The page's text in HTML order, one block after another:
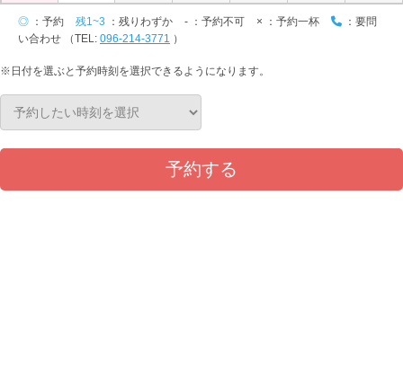
◎ ：予約 残1~3 ：残りわずか - ：予約不可 × ：予約一杯
：要問
い合わせ （TEL: 096-214-3771 ）
※日付を選ぶと予約時刻を選択できるようになります。
予約する